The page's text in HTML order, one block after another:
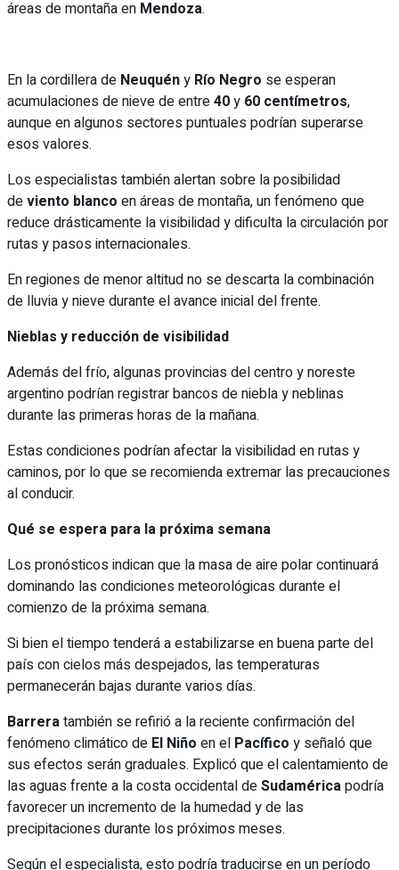
áreas de montaña en Mendoza.
En la cordillera de Neuquény Río Negro se esperan
acumulaciones de nieve de entre40y 60 centímetros,
aunque en algunos sectores puntuales podrían superarse
esos valores.
Los especialistas también alertan sobre la posibilidad
deviento blanco en áreas de montaña, un fenómeno que
reduce drásticamente la visibilidad y dificulta la circulación por
rutas y pasos internacionales.
En regiones de menor altitud no se descarta la combinación
de lluvia y nieve durante el avance inicial del frente.
Nieblas y reducción de visibilidad
Además del frío, algunas provincias del centro y noreste
argentino podrían registrar bancos de niebla y neblinas
durante las primeras horas de la mañana.
Estas condiciones podrían afectar la visibilidad en rutas y
caminos, por lo que se recomienda extremar las precauciones
al conducir.
Qué se espera para la próxima semana
Los pronósticos indican que la masa de aire polar continuará
dominando las condiciones meteorológicas durante el
comienzo de la próxima semana.
Si bien el tiempo tenderá a estabilizarse en buena parte del
país con cielos más despejados, las temperaturas
permanecerán bajas durante varios días.
Barreratambién se refirió a la reciente confirmación del
fenómeno climático de El Niño en el Pacífico y señaló que
sus efectos serán graduales. Explicó que el calentamiento de
las aguas frente a la costa occidental deSudaméricapodría
favorecer un incremento de la humedad y de las
precipitaciones durante los próximos meses.
Según el especialista, esto podría traducirse en un período